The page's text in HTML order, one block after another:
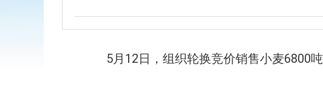
5月 12日， 组织轮换竞价销售小麦6800吨